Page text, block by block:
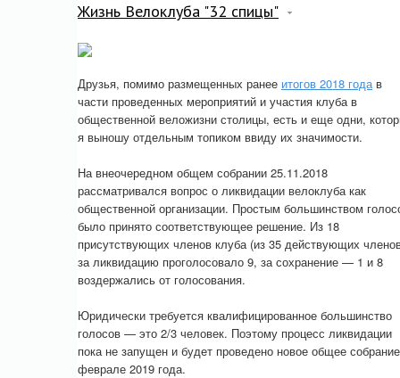
Жизнь Велоклуба "32 спицы"
Друзья, помимо размещенных ранее итогов 2018 годав
части проведенных мероприятий и участия клуба в
общественной веложизни столицы, есть и еще одни,
я выношу отдельным топиком ввиду их значимости.
На внеочередном общем собрании 25.11.2018
рассматривался вопрос о ликвидации велоклуба как
общественной организации. Простым большинством
было принято соответствующее решение. Из 18
присутствующих членов клуба (из 35 действующих
за ликвидацию проголосовало 9, за сохранение — 1 и 8
воздержались от голосования.
Юридически требуется квалифицированное большинство
голосов — это 2/3 человек. Поэтому процесс ликвидации
пока не запущен и будет проведено новое общее
феврале 2019 года.